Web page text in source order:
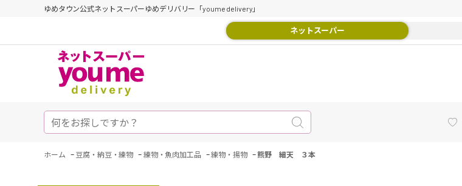
ゆめタウン公式ネットスーパーゆめデリバリー「youme delivery」
ネットスーパー
ホーム - 豆腐・納豆・練物 - 練物・魚肉加工品 -練物・揚物 -熊野 細天 ３本